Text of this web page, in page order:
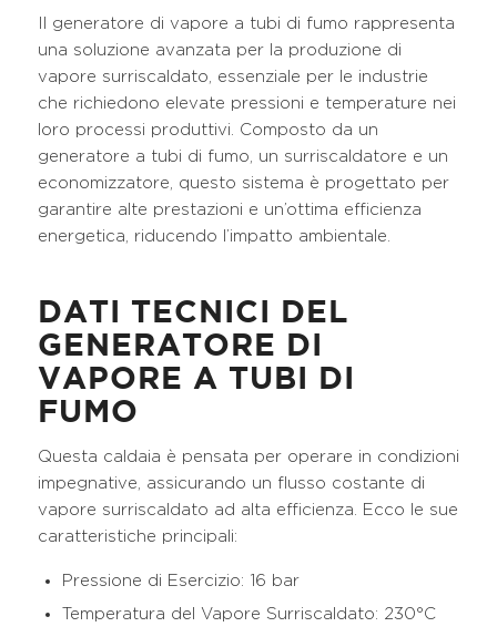
Il generatore di vapore a tubi di fumo rappresenta
una soluzione avanzata per la produzione di
vapore surriscaldato, essenziale per le industrie
che richiedono elevate pressioni e temperature nei
loro processi produttivi. Composto da un
generatore a tubi di fumo, un surriscaldatore e un
economizzatore, questo sistema è progettato per
garantire alte prestazioni e un’ottima efficienza
energetica, riducendo l’impatto ambientale.
DATI TECNICI DEL
GENERATORE DI
VAPORE A TUBI DI
FUMO
Questa caldaia è pensata per operare in condizioni
impegnative, assicurando un flusso costante di
vapore surriscaldato ad alta efficienza. Ecco le sue
caratteristiche principali:
Pressione di Esercizio: 16 bar
Temperatura del Vapore Surriscaldato: 230°C